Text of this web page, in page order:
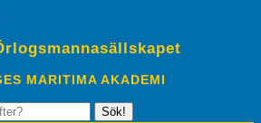
MARITIMA AKADEMI
Sök!